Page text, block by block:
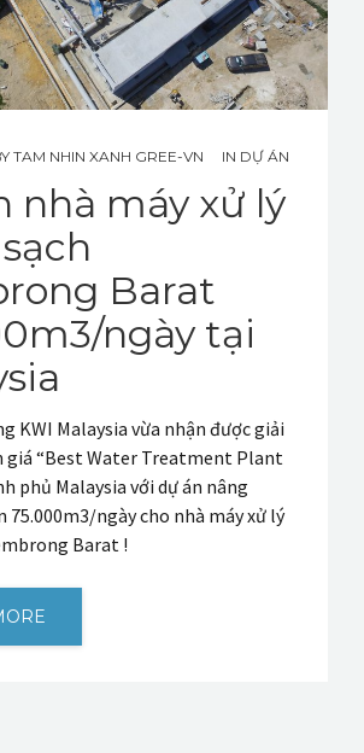
TAM NHIN XANH GREE-VN IN DỰ ÁN
nhà máy xử lý
Barat
ngày tại
KWI Malaysia vừa nhận được giải
giá “Best Water Treatment Plant
phủ Malaysia với dự án nâng
75.000m3/ngày cho nhà máy xử lý
Barat !